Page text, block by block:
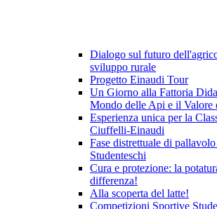
Dialogo sul futuro
sviluppo rurale
Progetto Einaudi Tour
Un Giorno alla Fattoria
Mondo delle Api e il Valore
Esperienza unica per la
Ciuffelli-Einaudi
Fase distrettuale di
Studenteschi
Cura e protezione: la
differenza!
Alla scoperta del latte!
Competizioni Sportive